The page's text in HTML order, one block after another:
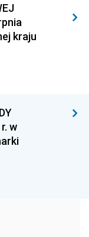
2009
2006
1994
1991
kraju
w